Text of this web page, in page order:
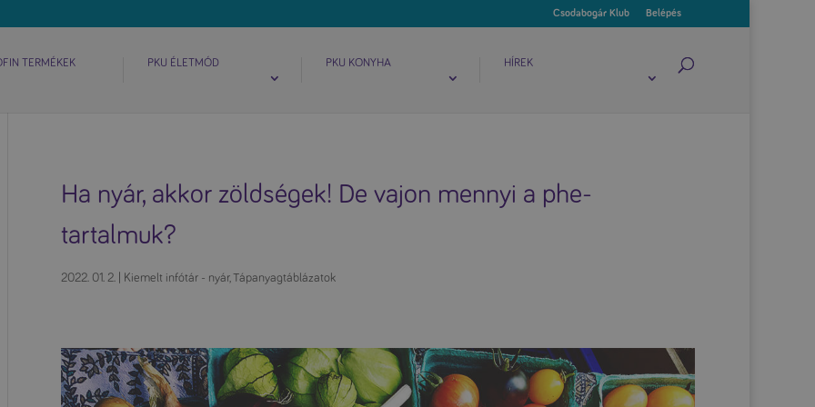
Csodabogár Klub Belépés
TERMÉKEK PKU ÉLETMÓD PKU KONYHA HÍREK
Ha nyár, akkor zöldségek! De vajon mennyi a phe-
tartalmuk?
2022. 01. 2. Kiemelt infótár - nyár,Tápanyagtáblázatok